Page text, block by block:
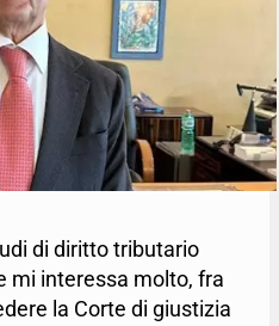
di diritto tributario
mi interessa molto, fra
la Corte di giustizia